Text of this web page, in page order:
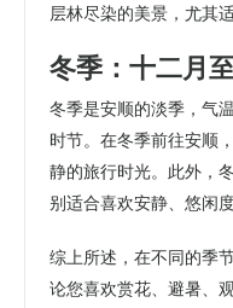
层林尽染的美景，尤其
冬季：十二月
冬季是安顺的淡季，气
时节。在冬季前往安顺
静的旅行时光。此外，
别适合喜欢安静、悠闲
综上所述，在不同的季
论您喜欢赏花、避暑、